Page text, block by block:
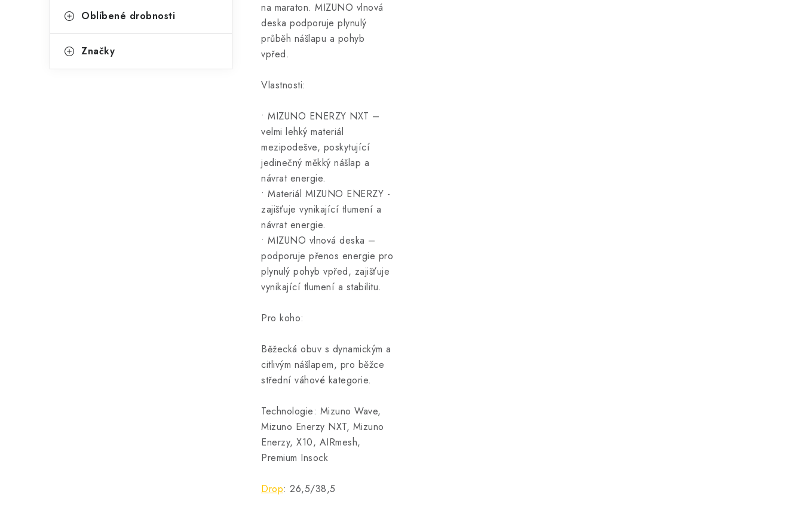
Oblíbené drobnosti
Značky
na maraton. MIZUNO vlnová
deska podporuje plynulý
průběh nášlapu a pohyb
vpřed.
Vlastnosti:
• MIZUNO ENERZY NXT –
velmi lehký materiál
mezipodešve, poskytující
jedinečný měkký nášlap a
návrat energie.
• Materiál MIZUNO ENERZY -
zajišťuje vynikající tlumení a
návrat energie.
• MIZUNO vlnová deska –
podporuje přenos energie pro
plynulý pohyb vpřed, zajišťuje
vynikající tlumení a stabilitu.
Pro koho:
Běžecká obuv s dynamickým a
citlivým nášlapem, pro běžce
střední váhové kategorie.
Technologie: Mizuno Wave,
Mizuno Enerzy NXT, Mizuno
Enerzy, X10, AIRmesh,
Premium Insock
Drop: 26,5/38,5